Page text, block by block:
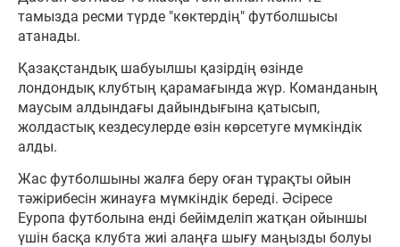
тамызда ресми түрде "көктердің" футболшысы
атанады.
Қазақстандық шабуылшы қазірдің өзінде
лондондық клубтың қарамағында жүр. Команданың
маусым алдындағы дайындығына қатысып,
жолдастық кездесулерде өзін көрсетуге мүмкіндік
алды.
Жас футболшыны жалға беру оған тұрақты ойын
тәжірибесін жинауға мүмкіндік береді. Әсіресе
Еуропа футболына енді бейімделіп жатқан ойыншы
үшін басқа клубта жиі алаңға шығу маңызды болуы